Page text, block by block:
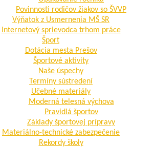
Povinnosti rodičov žiakov so ŠVVP
Výňatok z Usmernenia MŠ SR
Internetový sprievodca trhom práce
Šport
Dotácia mesta Prešov
Športové aktivity
Naše úspechy
Termíny sústredení
Učebné materiály
Moderná telesná výchova
Pravidlá športov
Základy športovej prípravy
Materiálno-technické zabezpečenie
Rekordy školy